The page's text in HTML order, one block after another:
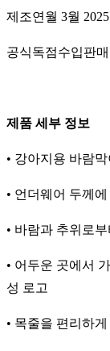
제조연월 3월 2025
공식독점수입판
제품 세부 정보
• 강아지용 바람막
• 언더웨어 두께
• 바람과 추위로
• 어두운 곳에서
성 로고
• 목줄을 편리하